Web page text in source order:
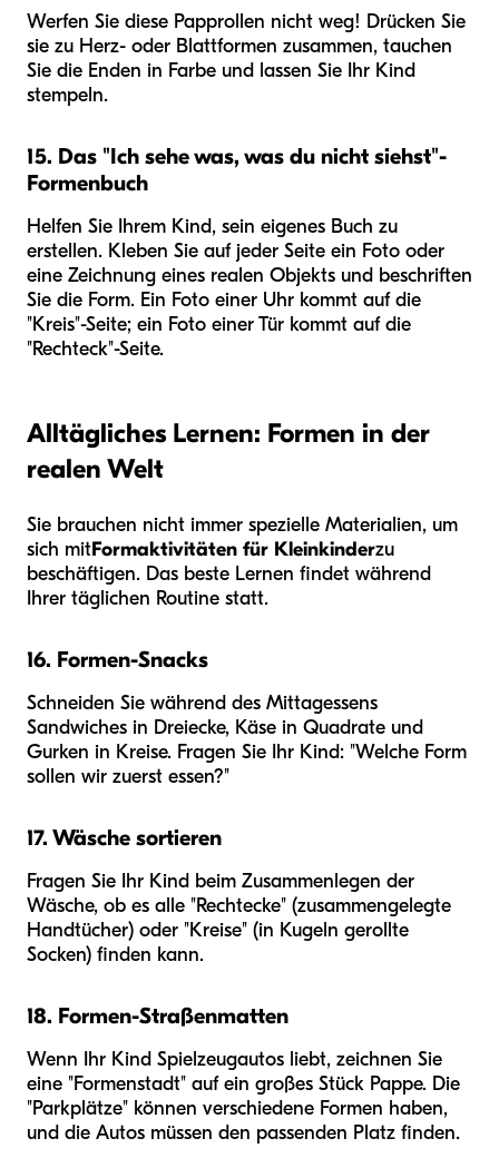
Werfen Sie diese Papprollen nicht weg! Drücken Sie
sie zu Herz- oder Blattformen zusammen, tauchen
Sie die Enden in Farbe und lassen Sie Ihr Kind
stempeln.
15. Das "Ich sehe was, was du nicht siehst"-
Formenbuch
Helfen Sie Ihrem Kind, sein eigenes Buch zu
erstellen. Kleben Sie auf jeder Seite ein Foto oder
eine Zeichnung eines realen Objekts und beschriften
Sie die Form. Ein Foto einer Uhr kommt auf die
"Kreis"-Seite; ein Foto einer Tür kommt auf die
"Rechteck"-Seite.
Alltägliches Lernen: Formen in der
realen Welt
Sie brauchen nicht immer spezielle Materialien, um
sich mitFormaktivitäten für Kleinkinderzu
beschäftigen. Das beste Lernen findet während
Ihrer täglichen Routine statt.
16. Formen-Snacks
Schneiden Sie während des Mittagessens
Sandwiches in Dreiecke, Käse in Quadrate und
Gurken in Kreise. Fragen Sie Ihr Kind: "Welche Form
sollen wir zuerst essen?"
17. Wäsche sortieren
Fragen Sie Ihr Kind beim Zusammenlegen der
Wäsche, ob es alle "Rechtecke" (zusammengelegte
Handtücher) oder "Kreise" (in Kugeln gerollte
Socken) finden kann.
18. Formen-Straßenmatten
Wenn Ihr Kind Spielzeugautos liebt, zeichnen Sie
eine "Formenstadt" auf ein großes Stück Pappe. Die
"Parkplätze" können verschiedene Formen haben,
und die Autos müssen den passenden Platz finden.